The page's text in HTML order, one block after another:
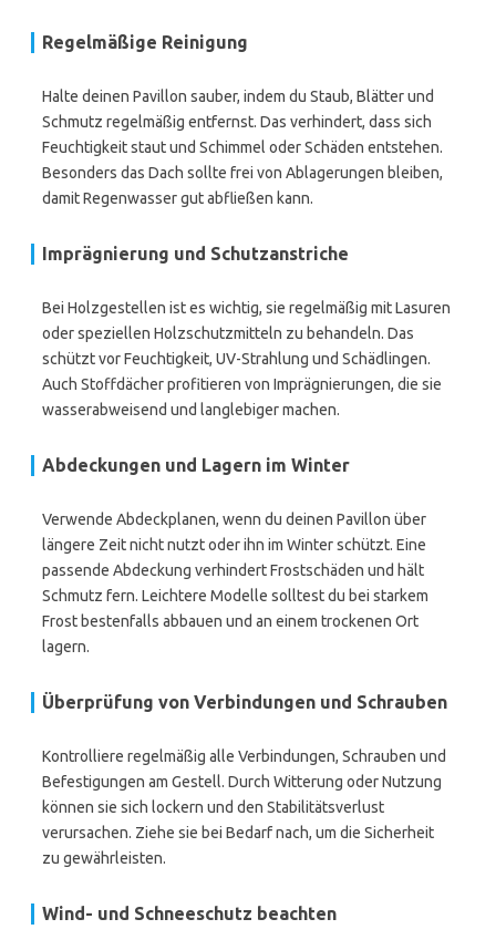
Regelmäßige Reinigung
Halte deinen Pavillon sauber, indem du Staub, Blätter und
Schmutz regelmäßig entfernst. Das verhindert, dass sich
Feuchtigkeit staut und Schimmel oder Schäden entstehen.
Besonders das Dach sollte frei von Ablagerungen bleiben,
damit Regenwasser gut abfließen kann.
Imprägnierung und Schutzanstriche
Bei Holzgestellen ist es wichtig, sie regelmäßig mit Lasuren
oder speziellen Holzschutzmitteln zu behandeln. Das
schützt vor Feuchtigkeit, UV-Strahlung und Schädlingen.
Auch Stoffdächer profitieren von Imprägnierungen, die sie
wasserabweisend und langlebiger machen.
Abdeckungen und Lagern im Winter
Verwende Abdeckplanen, wenn du deinen Pavillon über
längere Zeit nicht nutzt oder ihn im Winter schützt. Eine
passende Abdeckung verhindert Frostschäden und hält
Schmutz fern. Leichtere Modelle solltest du bei starkem
Frost bestenfalls abbauen und an einem trockenen Ort
lagern.
Überprüfung von Verbindungen und Schrauben
Kontrolliere regelmäßig alle Verbindungen, Schrauben und
Befestigungen am Gestell. Durch Witterung oder Nutzung
können sie sich lockern und den Stabilitätsverlust
verursachen. Ziehe sie bei Bedarf nach, um die Sicherheit
zu gewährleisten.
Wind- und Schneeschutz beachten